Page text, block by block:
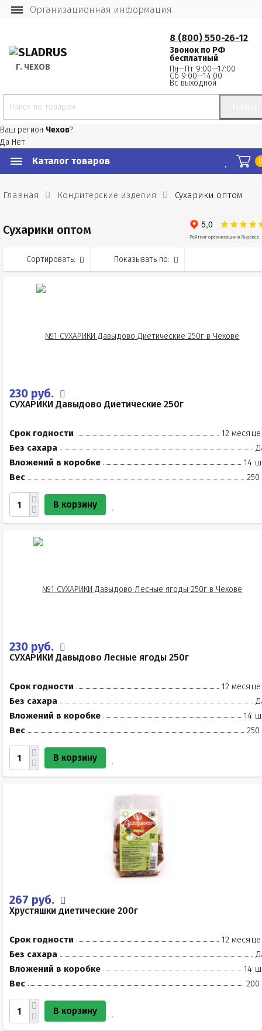
Организационная информация
Г. ЧЕХОВ
8 (800) 550-26-12
Звонок по РФ
бесплатный
Пн—Пт 9:00—17:00
Сб 9:00—14:00
Вс выходной
Ваш регион Чехов?
Да Нет
Каталог товаров
Главная Кондитерские изделия Сухарики оптом
Сухарики оптом
Сортировать: Показывать по:
230 руб.
СУХАРИКИ Давыдово Диетические 250г
Срок годности
12
Без сахара
Вложений в коробке
14
Вес
250
В корзину
230 руб.
СУХАРИКИ Давыдово Лесные ягоды 250г
Срок годности
12
Без сахара
Вложений в коробке
14
Вес
250
В корзину
267 руб.
Хрустяшки диетические 200г
Срок годности
12
Без сахара
Вложений в коробке
14
Вес
200
В корзину